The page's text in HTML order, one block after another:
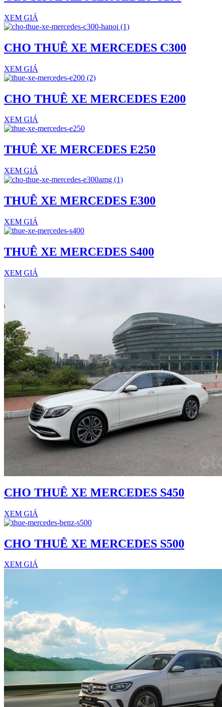
XEM GIÁ
CHO THUÊ XE MERCEDES C300
XEM GIÁ
CHO THUÊ XE MERCEDES E200
XEM GIÁ
THUÊ XE MERCEDES E250
XEM GIÁ
THUÊ XE MERCEDES E300
XEM GIÁ
THUÊ XE MERCEDES S400
XEM GIÁ
CHO THUÊ XE MERCEDES S450
XEM GIÁ
CHO THUÊ XE MERCEDES S500
XEM GIÁ